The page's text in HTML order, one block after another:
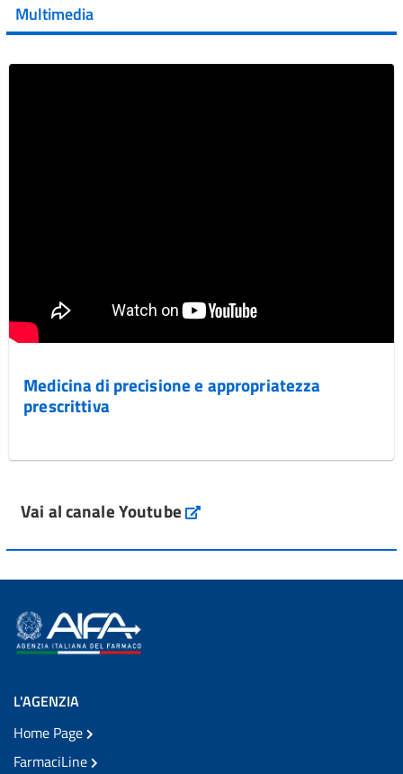
Vai al post →
Multimedia
Medicina di precisione e appropriatezza
prescrittiva
Vai al canale Youtube
L'AGENZIA
Home Page
FarmaciLine